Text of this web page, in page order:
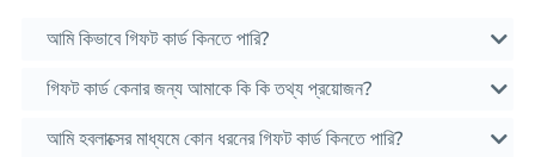
আমি কিভাবে গিফট কার্ড কিনতে পারি?
গিফট কার্ড কেনার জন্য আমাকে কি কি তথ্য প্রয়োজন?
আমি হবলাক্সের মাধ্যমে কোন ধরনের গিফট কার্ড কিনতে পারি?